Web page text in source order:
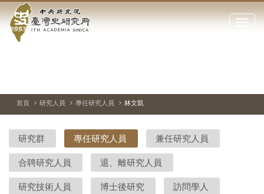
到中
央
院-
臺
灣
史
點
閉
站
停、
圖
圖
結
首頁 研究人員 專任研究人員 林文凱
研究群 專任研究人員 兼任研究人員
合聘研究人員 退、離研究人員
研究技術人員 博士後研究 訪問學人